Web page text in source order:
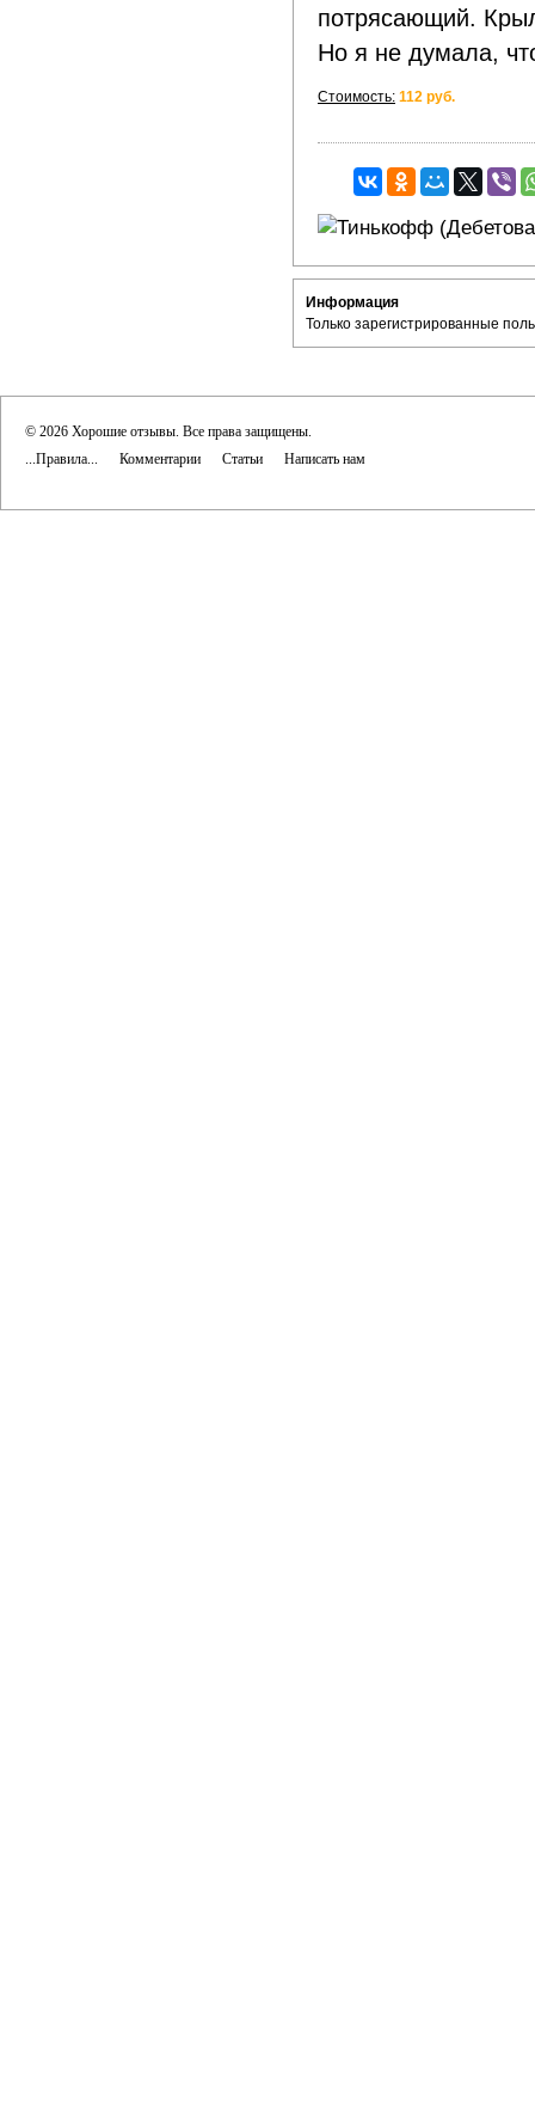
потрясающий.
Но я не думала,
Стоимость: 112 руб.
Информация
Только зарегистрированные
© 2026 Хорошие отзывы. Все права защищены.
...Правила...
Комментарии Статьи Написать нам